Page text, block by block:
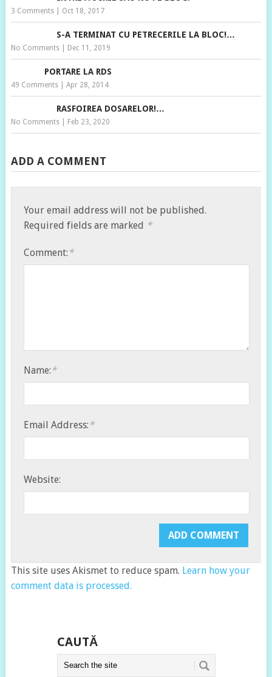
3 Comments| Oct 18, 2017
S-A TERMINAT CU PETRECERILE LA BLOC!…
No Comments| Dec 11, 2019
PORTARE LA RDS
49 Comments| Apr 28, 2014
RASFOIREA DOSARELOR!…
No Comments| Feb 23, 2020
ADD A COMMENT
Your email address will not be published.
Required fields are marked *
Comment: *
Name: *
Email Address: *
Website:
This site uses Akismet to reduce spam. Learn how your
comment data is processed.
CAUTĂ